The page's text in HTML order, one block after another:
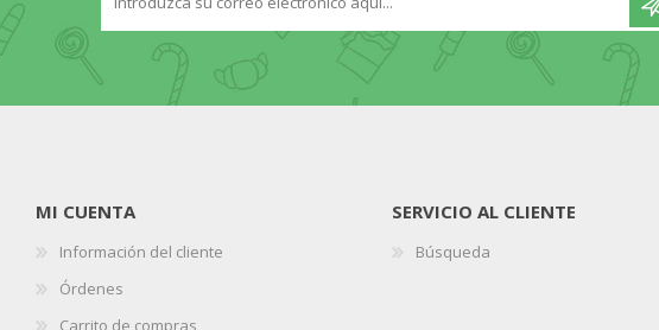
MI CUENTA
Información del cliente
Órdenes
Carrito de compras
SERVICIO AL CLIENTE
Búsqueda